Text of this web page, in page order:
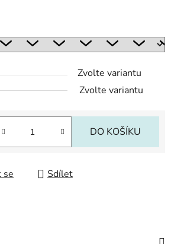
Zvolte variantu
Zvolte variantu
DO KOŠÍKU
se Sdílet